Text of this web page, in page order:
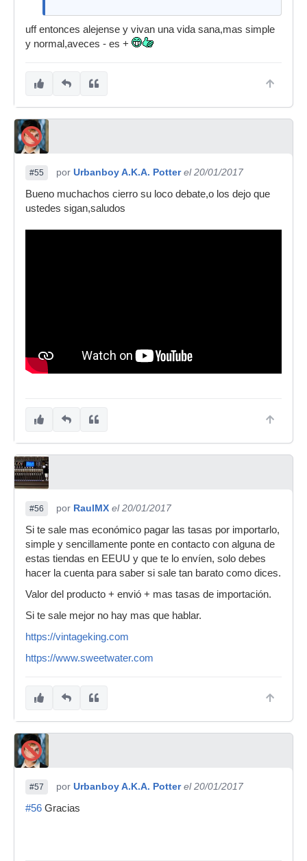
uff entonces alejense y vivan una vida sana,mas simple
y normal,aveces - es +
#55 por Urbanboy A.K.A. Potter el 20/01/2017
Bueno muchachos cierro su loco debate,o los dejo que
ustedes sigan,saludos
#56 por RaulMX el 20/01/2017
Si te sale mas económico pagar las tasas por importarlo,
simple y sencillamente ponte en contacto con alguna de
estas tiendas en EEUU y que te lo envíen, solo debes
hacer la cuenta para saber si sale tan barato como dices.
Valor del producto + envió + mas tasas de importación.
Si te sale mejor no hay mas que hablar.
https://vintageking.com
https://www.sweetwater.com
#57 por Urbanboy A.K.A. Potter el 20/01/2017
#56 Gracias